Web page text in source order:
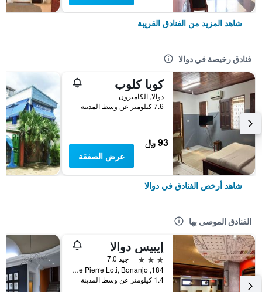
شاهد المزيد من الفنادق القريبة
فنادق رخيصة في دوالا
كوبا كلوب
دوالا, الكاميرون
7.6 كيلومتر عن وسط المدينة
93 ﷼
عرض الصفقة
شاهد أرخص الفنادق في دوالا
الفنادق الموصى بها
إيبيس دوالا
3 نجوم
جيد 7.0
184, Rue Pierre Loti, Bonanjo, دوالا, الكاميرون
1.4 كيلومتر عن وسط المدينة